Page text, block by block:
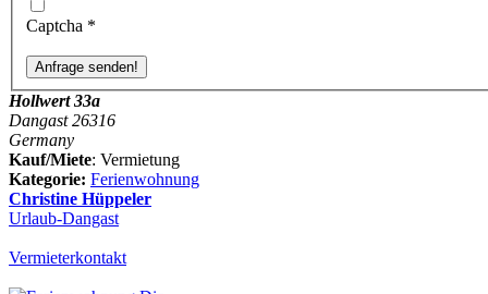
Captcha *
Hollwert 33a
Dangast 26316
Germany
Kauf/Miete: Vermietung
Kategorie: Ferienwohnung
Christine Hüppeler
Urlaub-Dangast
Vermieterkontakt